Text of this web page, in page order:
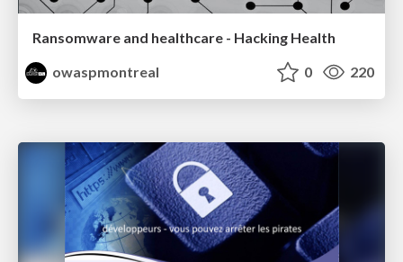
Ransomware and healthcare - Hacking Health
owaspmontreal
0 220